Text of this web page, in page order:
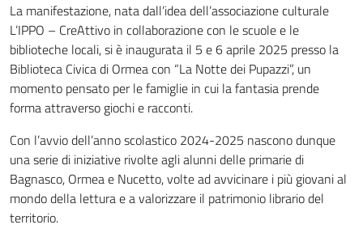
La manifestazione, nata dall’idea dell’associazione culturale
L’IPPO – CreAttivo in collaborazione con le scuole e le
biblioteche locali, si è inaugurata il 5 e 6 aprile 2025 presso la
Biblioteca Civica di Ormea con “La Notte dei Pupazzi”, un
momento pensato per le famiglie in cui la fantasia prende
forma attraverso giochi e racconti.
Con l’avvio dell’anno scolastico 2024-2025 nascono dunque
una serie di iniziative rivolte agli alunni delle primarie di
Bagnasco, Ormea e Nucetto, volte ad avvicinare i più giovani al
mondo della lettura e a valorizzare il patrimonio librario del
territorio.